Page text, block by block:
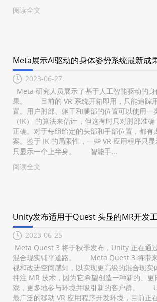
阅读全文
Meta展示AI驱动的身体姿势系统最新成
2023-06-27
Meta 研究人员展示了基于人工智能驱动的
果。 目前的 VR 系统开箱即用，只能追踪
置。用户肘部、躯干和腿部的位置可以使用一
（IK） 的算法来估计，但这有时只对肘部准
正确。对于每组给定的头部和手部位置，都有
案。鉴于 IK 的局限性，一些 VR 应用程序只
只显示一个上半身。 智能手...
阅读全文
Unity发布适用于Quest 头显的MR开发
2023-06-25
Meta Quest 3 将于秋季发布，Unity 正在通
混合现实铺平道路。 Meta Quest 3 将带来
视和改进空间感知，以实现更高级的混合
押注 MR 技术，因为它希望创造一种新的、
戏，更多地参与环境并吸引新的客户群。
最广泛的移动 VR 应用程序开发环境，目前正